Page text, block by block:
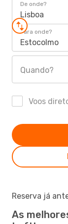
De onde?
Lisboa
Para onde?
Estocolmo
Quando?
Voos
Reserva já
As